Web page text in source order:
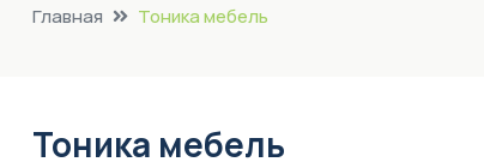
Главная Тоника мебель
Тоника мебель